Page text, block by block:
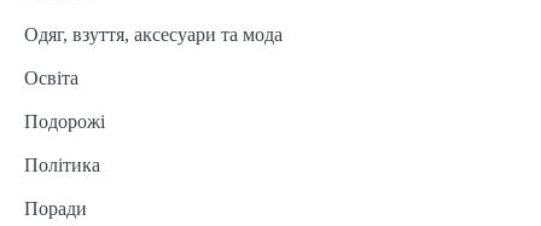
Одяг, взуття, аксесуари та мода
Освіта
Подорожі
Політика
Поради